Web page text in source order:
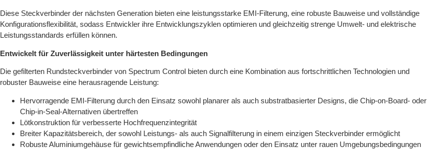
Diese Steckverbinder der nächsten Generation bieten eine leistungsstarke EMI-Filterung, eine robuste Bauweise und vollständige
Konfigurationsflexibilität, sodass Entwickler ihre Entwicklungszyklen optimieren und gleichzeitig strenge Umwelt- und elektrische
Leistungsstandards erfüllen können.
Entwickelt für Zuverlässigkeit unter härtesten Bedingungen
Die gefilterten Rundsteckverbinder von Spectrum Control bieten durch eine Kombination aus fortschrittlichen Technologien und
robuster Bauweise eine herausragende Leistung:
Hervorragende EMI-Filterung durch den Einsatz sowohl planarer als auch substratbasierter Designs, die Chip-on-Board- oder
Chip-in-Seal-Alternativen übertreffen
Lötkonstruktion für verbesserte Hochfrequenzintegrität
Breiter Kapazitätsbereich, der sowohl Leistungs- als auch Signalfilterung in einem einzigen Steckverbinder ermöglicht
Robuste Aluminiumgehäuse für gewichtsempfindliche Anwendungen oder den Einsatz unter rauen Umgebungsbedingungen